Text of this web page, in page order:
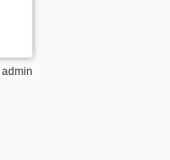
admin